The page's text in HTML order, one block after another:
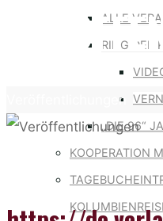
ALLE
RING DER
„DIE 96“
KOOPERATION
Veröffentlichungen